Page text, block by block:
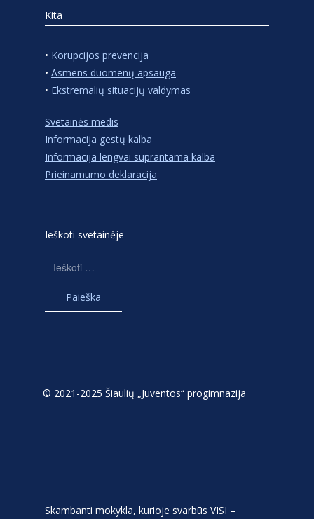
Kita
• Korupcijos prevencija
• Asmens duomenų apsauga
• Ekstremalių situacijų valdymas
Svetainės medis
Informacija gestų kalba
Informacija lengvai suprantama kalba
Prieinamumo deklaracija
Ieškoti svetainėje
© 2021-2025 Šiaulių „Juventos“ progimnazija
Skambanti mokykla, kurioje svarbūs VISI –